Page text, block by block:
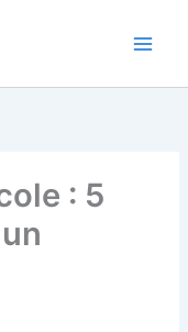
: 5